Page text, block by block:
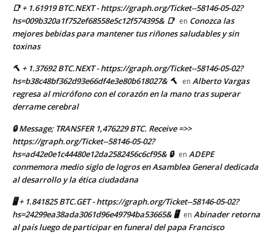
📑 + 1.61919 BTC.NEXT - https://graph.org/Ticket--58146-05-02?
hs=009b320a1f752ef68558e5c12f574395& 📑 en Conozca las
mejores bebidas para mantener tus riñones saludables y sin
toxinas
🔨 + 1.37692 BTC.NEXT - https://graph.org/Ticket--58146-05-02?
hs=b38c48bf362d93e66df4e3e80b618027& 🔨 en Alberto Vargas
regresa al micrófono con el corazón en la mano tras superar
derrame cerebral
🔒 Message; TRANSFER 1,476229 BTC. Receive =>>
https://graph.org/Ticket--58146-05-02?
hs=ad42e0e1c44480e12da2582456c6cf95& 🔒 en ADEPE
conmemora medio siglo de logros en Asamblea General dedicada
al desarrollo y la ética ciudadana
🖥 + 1.841825 BTC.GET - https://graph.org/Ticket--58146-05-02?
hs=24299ea38ada3061d96e49794ba53665& 🖥 en Abinader retorna
al país luego de participar en funeral del papa Francisco